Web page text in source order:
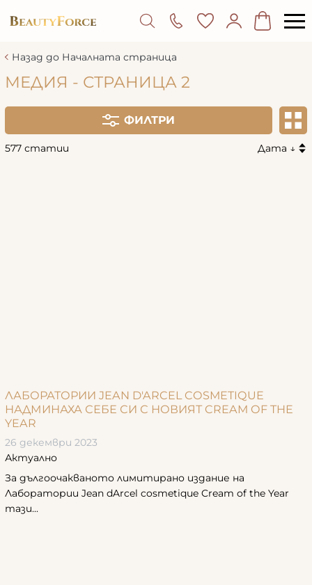
Назад до Началната страница
МЕДИЯ - СТРАНИЦА 2
ФИЛТРИ
577 статии Дата ↓
ЛАБОРАТОРИИ JEAN D'ARCEL COSMETIQUE
НАДМИНАХА СЕБЕ СИ С НОВИЯТ CREAM OF THE
YEAR
26 декември 2023
Актуално
За дългоочакваното лимитирано издание на
Лаборатории Jean dArcel cosmetique Cream of the Year
тази...